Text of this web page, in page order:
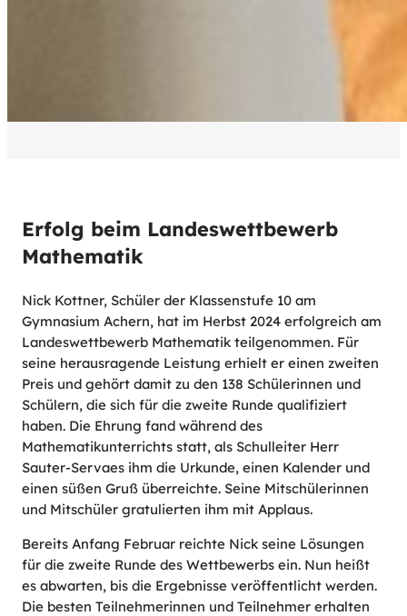
Erfolg beim Landeswettbewerb
Mathematik
Nick Kottner, Schüler der Klassenstufe 10 am
Gymnasium Achern, hat im Herbst 2024 erfolgreich am
Landeswettbewerb Mathematik teilgenommen. Für
seine herausragende Leistung erhielt er einen zweiten
Preis und gehört damit zu den 138 Schülerinnen und
Schülern, die sich für die zweite Runde qualifiziert
haben. Die Ehrung fand während des
Mathematikunterrichts statt, als Schulleiter Herr
Sauter-Servaes ihm die Urkunde, einen Kalender und
einen süßen Gruß überreichte. Seine Mitschülerinnen
und Mitschüler gratulierten ihm mit Applaus.
Bereits Anfang Februar reichte Nick seine Lösungen
für die zweite Runde des Wettbewerbs ein. Nun heißt
es abwarten, bis die Ergebnisse veröffentlicht werden.
Die besten Teilnehmerinnen und Teilnehmer erhalten